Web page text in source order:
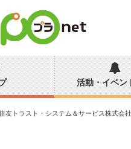
活動・イベン
友トラスト・システム＆サービス株式会社